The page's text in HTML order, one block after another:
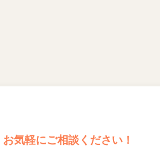
気軽にご相談ください！